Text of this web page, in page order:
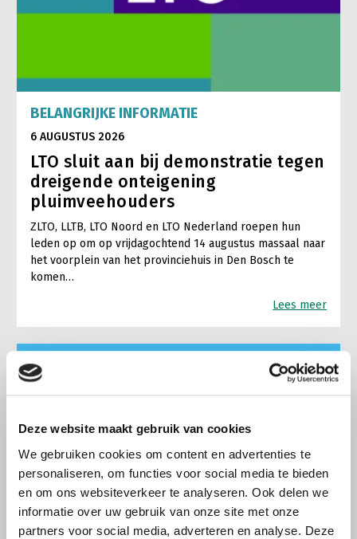
Deze website maakt gebruik van cookies
We gebruiken cookies om content en advertenties te
personaliseren, om functies voor social media te bieden
en om ons websiteverkeer te analyseren. Ook delen we
informatie over uw gebruik van onze site met onze
partners voor social media, adverteren en analyse. Deze
BELANGRIJKE INFORMATIE
6 AUGUSTUS 2026
LTO sluit aan bij demonstratie tegen
dreigende onteigening
pluimveehouders
ZLTO, LLTB, LTO Noord en LTO Nederland roepen hun
leden op om op vrijdagochtend 14 augustus massaal naar
het voorplein van het provinciehuis in Den Bosch te
komen…
Lees meer